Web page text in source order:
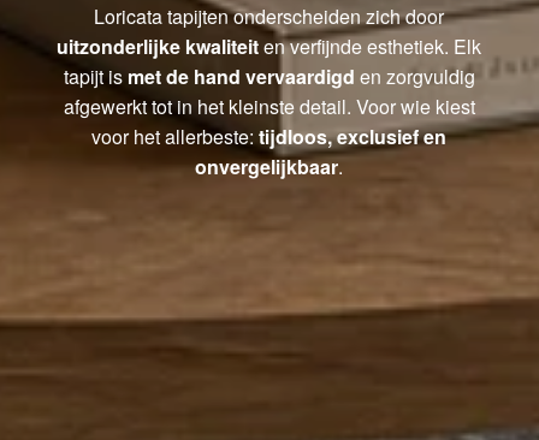
Loricata tapijten onderscheiden zich door
uitzonderlijke kwaliteiten verfijnde esthetiek. Elk
tapijt is met de hand vervaardigd en zorgvuldig
afgewerkt tot in het kleinste detail. Voor wie kiest
voor het allerbeste:tijdloos, exclusief en
onvergelijkbaar.